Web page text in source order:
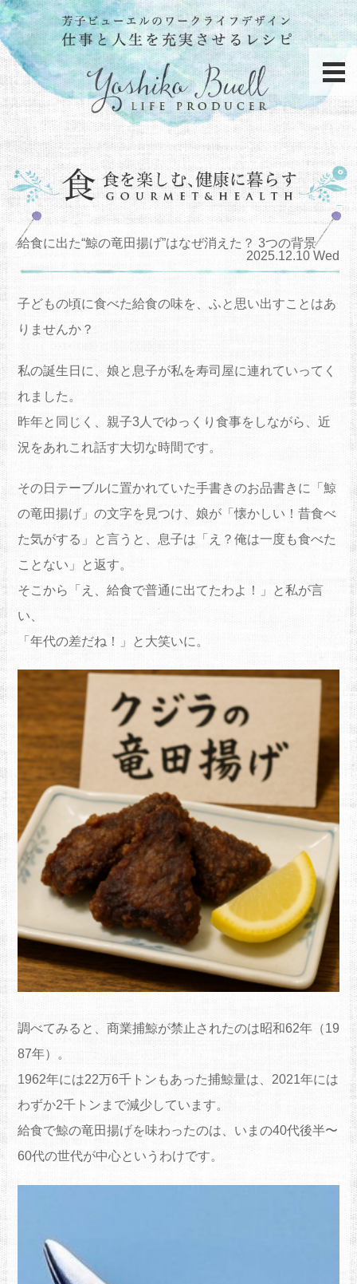
給食に出た“鯨の竜田揚げ”はなぜ消えた？ 3つの背景
2025.12.10 Wed
子どもの頃に食べた給食の味を、ふと思い出すことはあ
りませんか？
私の誕生日に、娘と息子が私を寿司屋に連れていってく
れました。
昨年と同じく、親子3人でゆっくり食事をしながら、近
況をあれこれ話す大切な時間です。
その日テーブルに置かれていた手書きのお品書きに「鯨
の竜田揚げ」の文字を見つけ、娘が「懐かしい！昔食べ
た気がする」と言うと、息子は「え？俺は一度も食べた
ことない」と返す。
そこから「え、給食で普通に出てたわよ！」と私が言
い、
「年代の差だね！」と大笑いに。
調べてみると、商業捕鯨が禁止されたのは昭和62年（19
87年）。
1962年には22万6千トンもあった捕鯨量は、2021年には
わずか2千トンまで減少しています。
給食で鯨の竜田揚げを味わったのは、いまの40代後半〜
60代の世代が中心というわけです。